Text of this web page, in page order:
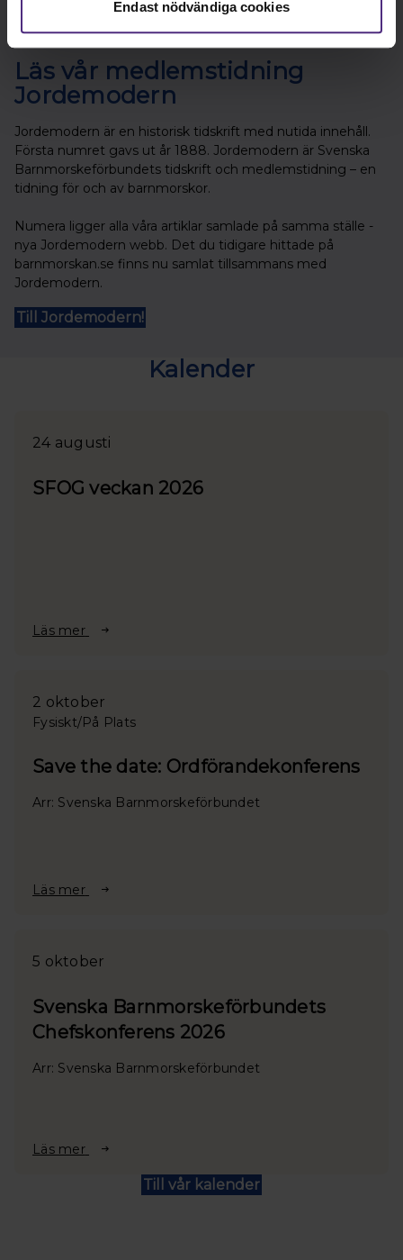
Endast nödvändiga cookies
Läs vår medlemstidning
Jordemodern
Jordemodern är en historisk tidskrift med nutida innehåll.
Första numret gavs ut år 1888. Jordemodern är Svenska
Barnmorskeförbundets tidskrift och medlemstidning – en
tidning för och av barnmorskor.
Numera ligger alla våra artiklar samlade på samma ställe -
nya Jordemodern webb. Det du tidigare hittade på
barnmorskan.se finns nu samlat tillsammans med
Jordemodern.
Till Jordemodern!
Kalender
24 augusti
SFOG veckan 2026
Läs mer
2 oktober
Fysiskt/På Plats
Save the date: Ordförandekonferens
Arr: Svenska Barnmorskeförbundet
Läs mer
5 oktober
Svenska Barnmorskeförbundets
Chefskonferens 2026
Arr: Svenska Barnmorskeförbundet
Läs mer
Till vår kalender